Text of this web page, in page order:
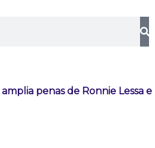
penas de Ronnie Lessa